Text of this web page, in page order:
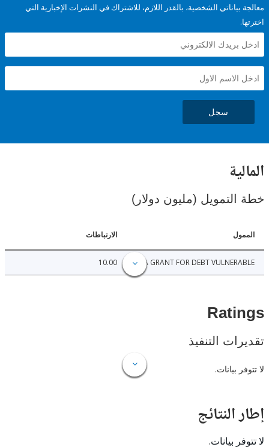
الشخصية، بالقدر اللازم، للاشتراك في النشرات الإخبارية التي
(مليون دولار)
الارتباطات
IDA GRANT FOR DEBT
10.00
التنفيذ
بيانات.
بيانات.